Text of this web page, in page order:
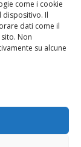
come i cookie
dispositivo. Il
dati come il
Non
su alcune
un classe